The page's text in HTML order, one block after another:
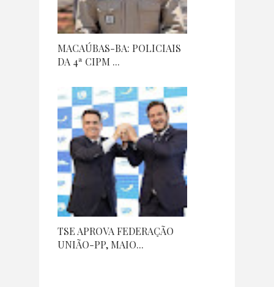
MACAÚBAS-BA: POLICIAIS
DA 4ª CIPM ...
TSE APROVA FEDERAÇÃO
UNIÃO-PP, MAIO...